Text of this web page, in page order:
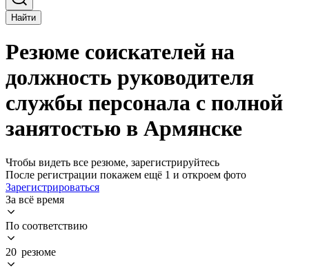
Найти
Резюме соискателей на
должность руководителя
службы персонала с полной
занятостью в Армянске
Чтобы видеть все резюме, зарегистрируйтесь
После регистрации покажем ещё 1 и откроем фото
Зарегистрироваться
За всё время
По соответствию
20 резюме